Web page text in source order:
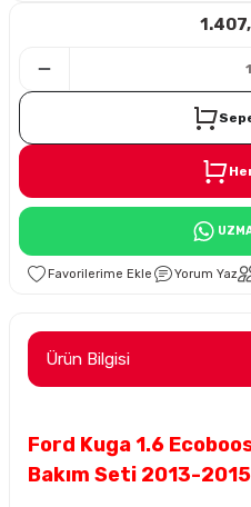
Yorum Yaz
Ürün Bilgisi
Ford Kuga 1.6
Bakım Seti 2013-2015